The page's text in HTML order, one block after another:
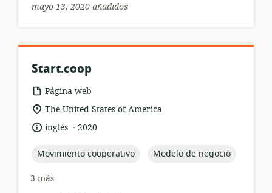
mayo 13, 2020 añadidos
Start.coop
formato
del
recurso:
Página web
ubicación
de
relevancia:
The United States of America
idioma:
inglés .
fecha
publicación:
2020
topic:
Movimiento cooperativo topic:
Modelo de negocio
3 más